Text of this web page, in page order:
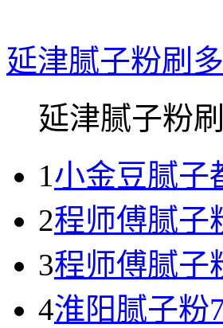
延津腻子粉刷
延津腻子粉
1小金豆腻子
2程师傅腻子
3程师傅腻子
4淮阳腻子粉